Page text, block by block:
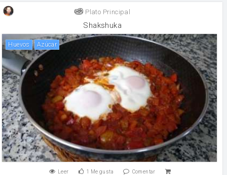
Plato Principal
Shakshuka
huevos Azúcar
Leer 1 Me gusta Comentar